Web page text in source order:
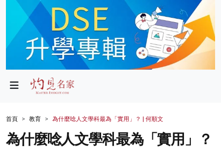
政局
財經
生活
首頁 教育 為什麼唸人文學科最為「實用」？ | 何順文
為什麼唸人文學科最為「實用」？